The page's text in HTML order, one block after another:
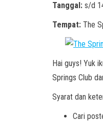
Tanggal: s/d
Tempat: The
Hai guys! Yuk
Springs Club
Syarat dan
Cari